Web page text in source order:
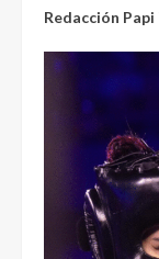
Redacción Papi